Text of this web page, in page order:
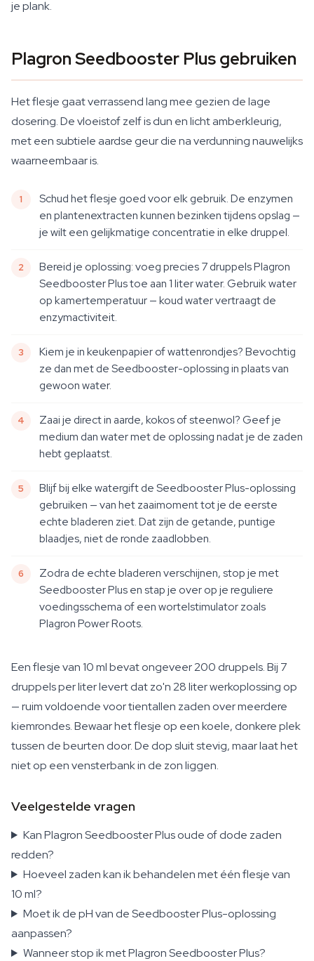
je plank.
Plagron Seedbooster Plus gebruiken
Het flesje gaat verrassend lang mee gezien de lage
dosering. De vloeistof zelf is dun en licht amberkleurig,
met een subtiele aardse geur die na verdunning nauwelijks
waarneembaar is.
Schud het flesje goed voor elk gebruik. De enzymen
en plantenextracten kunnen bezinken tijdens opslag —
je wilt een gelijkmatige concentratie in elke druppel.
Bereid je oplossing: voeg precies 7 druppels Plagron
Seedbooster Plus toe aan 1 liter water. Gebruik water
op kamertemperatuur — koud water vertraagt de
enzymactiviteit.
Kiem je in keukenpapier of wattenrondjes? Bevochtig
ze dan met de Seedbooster-oplossing in plaats van
gewoon water.
Zaai je direct in aarde, kokos of steenwol? Geef je
medium dan water met de oplossing nadat je de zaden
hebt geplaatst.
Blijf bij elke watergift de Seedbooster Plus-oplossing
gebruiken — van het zaaimoment tot je de eerste
echte bladeren ziet. Dat zijn de getande, puntige
blaadjes, niet de ronde zaadlobben.
Zodra de echte bladeren verschijnen, stop je met
Seedbooster Plus en stap je over op je reguliere
voedingsschema of een wortelstimulator zoals
Plagron Power Roots.
Een flesje van 10 ml bevat ongeveer 200 druppels. Bij 7
druppels per liter levert dat zo'n 28 liter werkoplossing op
— ruim voldoende voor tientallen zaden over meerdere
kiemrondes. Bewaar het flesje op een koele, donkere plek
tussen de beurten door. De dop sluit stevig, maar laat het
niet op een vensterbank in de zon liggen.
Veelgestelde vragen
Kan Plagron Seedbooster Plus oude of dode zaden
redden?
Hoeveel zaden kan ik behandelen met één flesje van
10 ml?
Moet ik de pH van de Seedbooster Plus-oplossing
aanpassen?
Wanneer stop ik met Plagron Seedbooster Plus?